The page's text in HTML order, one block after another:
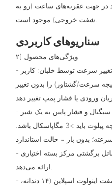
در جهت عقربه‌های ساعت (رو به
سناریوهای کاربردی
۲) ویژگی‌های محصول
- طراحی دو سرعته با قابلیت تغییر سرعت توسط خلبان: کاربر
سرعت/گشتاور) را بدون تغییر
- برای تغییر فشار پیلوت بین سیگنال و فشار پایین به یک شیر
سه‌راهه خارجی نیاز دارد؛ دریچه پیلوت باید >3 مگاپاسکال باشد.
- برای نصب‌های مدار بسته، یک شاتل برگشتی مرکز بسته اختیاری
- جزئیات مکانیکی شامل ابعاد شفت اینولوت اسپلاین (۱۴ دندانه،